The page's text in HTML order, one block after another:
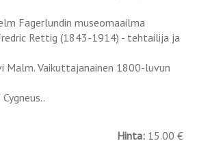
Fagerlundin museomaailma
Rettig (1843-1914) - tehtailija ja
Malm. Vaikuttajanainen 1800-luvun
Hinta: 15.00 €